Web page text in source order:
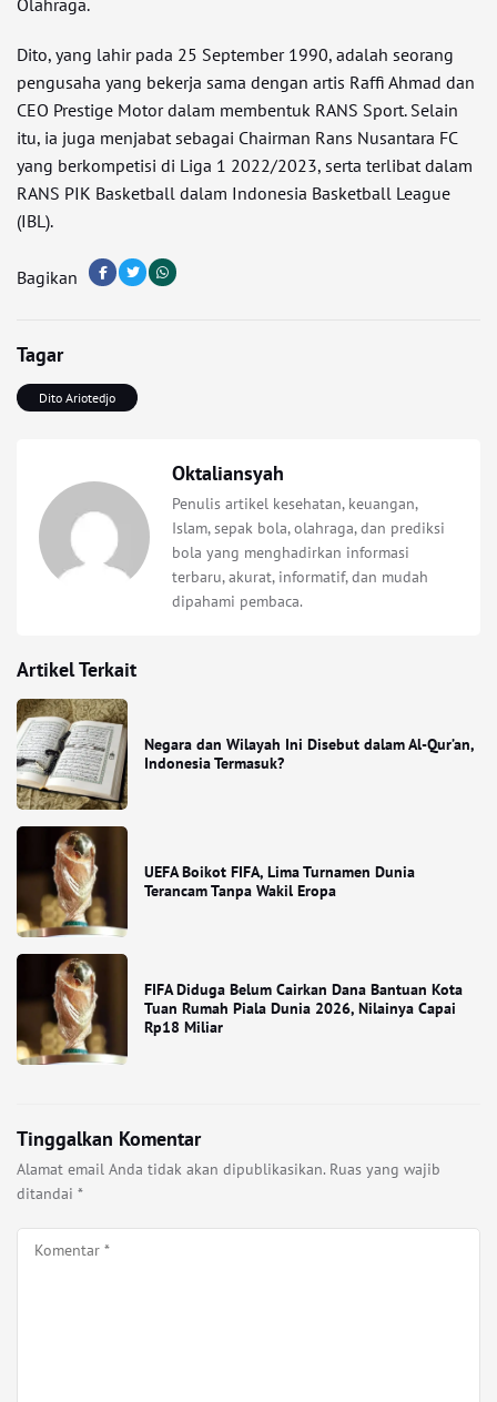
Olahraga.
Dito, yang lahir pada 25 September 1990, adalah seorang
pengusaha yang bekerja sama dengan artis Raffi Ahmad dan
CEO Prestige Motor dalam membentuk RANS Sport. Selain
itu, ia juga menjabat sebagai Chairman Rans Nusantara FC
yang berkompetisi di Liga 1 2022/2023, serta terlibat dalam
RANS PIK Basketball dalam Indonesia Basketball League
(IBL).
Bagikan
Tagar
Dito Ariotedjo
Oktaliansyah
Penulis artikel kesehatan, keuangan,
Islam, sepak bola, olahraga, dan prediksi
bola yang menghadirkan informasi
terbaru, akurat, informatif, dan mudah
dipahami pembaca.
Artikel Terkait
Negara dan Wilayah Ini Disebut dalam Al-Qur’an,
Indonesia Termasuk?
UEFA Boikot FIFA, Lima Turnamen Dunia
Terancam Tanpa Wakil Eropa
FIFA Diduga Belum Cairkan Dana Bantuan Kota
Tuan Rumah Piala Dunia 2026, Nilainya Capai
Rp18 Miliar
Tinggalkan Komentar
Alamat email Anda tidak akan dipublikasikan. Ruas yang wajib
ditandai *